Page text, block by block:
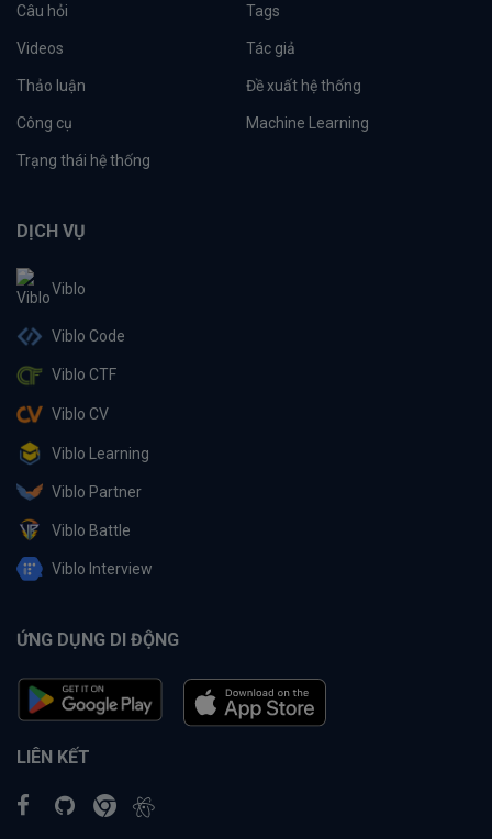
Câu hỏi Tags
Videos Tác giả
Thảo luận Đề xuất hệ thống
Công cụ Machine Learning
Trạng thái hệ thống
DỊCH VỤ
Viblo
Viblo Code
Viblo CTF
Viblo CV
Viblo Learning
Viblo Partner
Viblo Battle
Viblo Interview
ỨNG DỤNG DI ĐỘNG
LIÊN KẾT